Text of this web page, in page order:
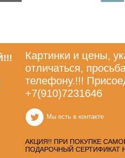
Картинки и цены,
отличаться,
телефону.!!!
+7(910)7231646
Мы есть в контакте
АКЦИЯ!! ПРИ ПОКУПКЕ
ПОДАРОЧНЫЙ СЕРТИФИКАТ